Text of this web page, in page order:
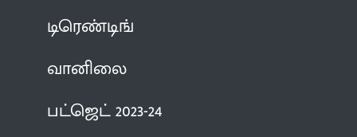
டிரெண்டிங்
வானிலை
பட்ஜெட் 2023-24